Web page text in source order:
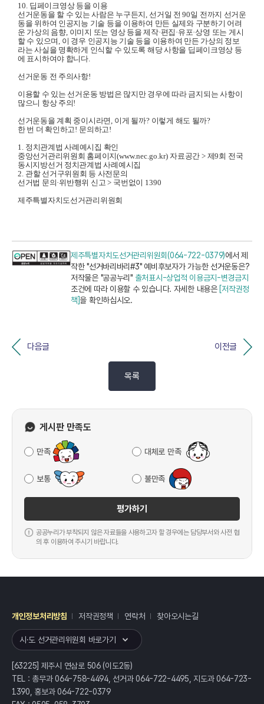
10. 딥페이크영상 등을 이용
선거운동을 할 수 있는 사람은 누구든지, 선거일 전90일 전까지 선거운
동을 위하여 인공지능 기술 등을 이용하여 만든 실제와 구분하기 어려
운 가상의 음향, 이미지 또는 영상 등을 제작·편집 ·유포·상영 또는 게시
할 수 있으며, 이 경우 인공지능 기술 등을 이용하여 만든 가상의 정보
라는 사실을 명확하게 인식할 수 있도록 해당 사항을 딥페이크영상 등
에 표시하여야 합니다.
선거운동 전 주의사항!
이용할 수 있는 선거운동 방법은 많지만 경우에 따라 금지되는 사항이
많으니 항상 주의!
선거운동을 계획 중이시라면, 이게 될까? 이렇게 해도 될까?
한 번 더 확인하고! 문의하고!
1. 정치관계법 사례예시집 확인
중앙선거관리위원회 홈페이지(www.nec.go.kr) 자료공간 > 제9회 전국
동시지방선거 정치관계법 사례예시집
2. 관할 선거구위원회 등 사전문의
선거법 문의·위반행위 신고> 국번없이 1390
제주특별자치도선거관리위원회
제주특별자치도선거관리위원회(064-722-0379)에서 제
작한 "선거바리바리#3" 예비후보자가 가능한 선거운동은?
저작물은 "공공누리" 출처표시-상업적 이용금지-변경금지
조건에 따라 이용할 수 있습니다. 자세한 내용은 [저작권정
책]을 확인하십시오.
다음글 이전글
목록
게시판 만족도
만족 대체로 만족
보통 불만족
평가하기
공공누리가 부착되지 않은 자료들을 사용하고자 할 경우에는 담당부서와 사전 협
의 후 이용하여 주시기 바랍니다.
개인정보처리방침 저작권정책 연락처 찾아오시는길
시·도 선거관리위원회 바로가기
[63225] 제주시 연삼로 506 (이도2동)
TEL : 총무과 064-758-4494, 선거과 064-722-4495, 지도과 064-723-
1390, 홍보과 064-722-0379